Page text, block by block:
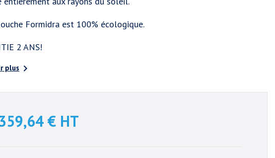
Formidra est 100% écologique.
2 ANS!
plus 
359,64 € HT